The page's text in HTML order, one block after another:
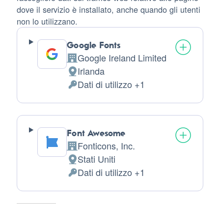
dove il servizio è installato, anche quando gli utenti
non lo utilizzano.
Google Fonts
Azienda:
Google Ireland Limited
Luogo
del
trattamento:
Irlanda
Dati
Personali
trattati:
Dati di utilizzo +1
Font Awesome
Azienda:
Fonticons, Inc.
Luogo
del
trattamento:
Stati Uniti
Dati
Personali
Dati di utilizzo +1